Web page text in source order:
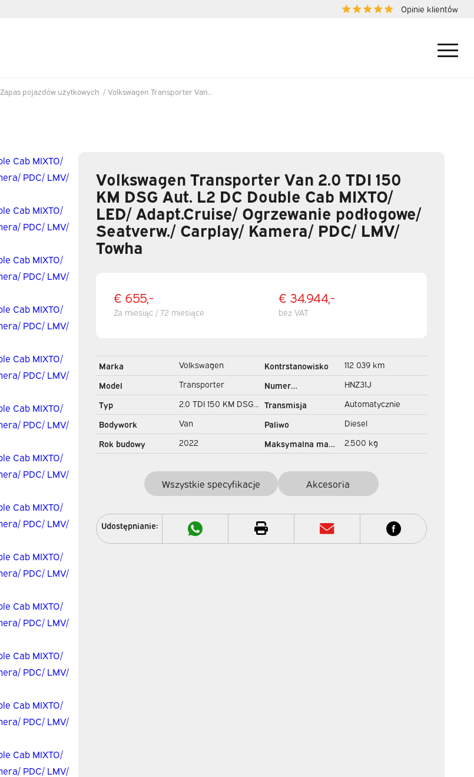
Opinie klientów
Zapas pojazdów użytkowych / Volkswagen Transporter Van...
Volkswagen Transporter Van 2.0 TDI 150
KM DSG Aut. L2 DC Double Cab MIXTO/
LED/ Adapt.Cruise/ Ogrzewanie podłogowe/
Seatverw./ Carplay/ Kamera/ PDC/ LMV/
Towha
€ 655,-
Za miesiąc / 72 miesiące
€ 34.944,-
bez VAT
Marka
Volkswagen
Model
Transporter
Typ
2.0 TDI 150 KM DSG
Aut. L2 DC Double
Cab MIXTO/ LED/
Adapt.Cruise/
Ogrzewanie
podłogowe/
Seatverw./ Carplay/
Kamera/ PDC/ LMV/
Towha
Bodywork
Van
Rok budowy
2022
Kontrstanowisko
112 039 km
Numer
rejestracyjny
HNZ31J
Transmisja
Automatycznie
Paliwo
Diesel
Maksymalna masa
2.500 kg
Wszystkie specyfikacje Akcesoria
Udostępnianie: